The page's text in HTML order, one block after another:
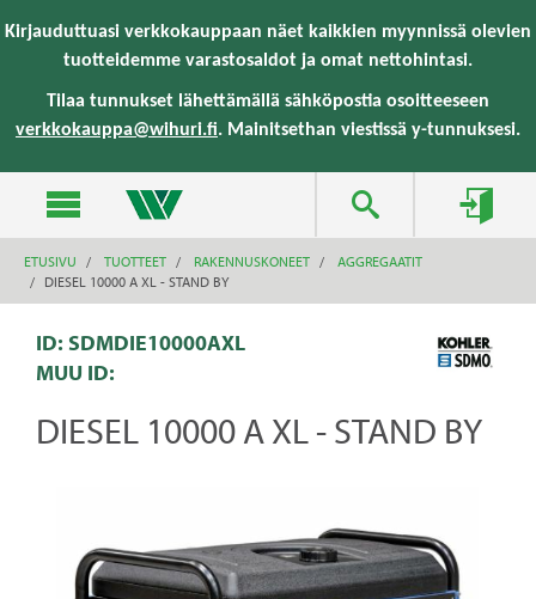
Kirjauduttuasi verkkokauppaan näet kaikkien myynnissä olevien
tuotteidemme varastosaldot ja omat nettohintasi.
Tilaa tunnukset lähettämällä sähköpostia osoitteeseen
verkkokauppa@wihuri.fi. Mainitsethan viestissä y-tunnuksesi.
ETUSIVU TUOTTEET RAKENNUSKONEET
AGGREGAATIT
DIESEL 10000 A XL - STAND BY
ID: SDMDIE10000AXL
MUU ID:
DIESEL 10000 A XL - STAND BY